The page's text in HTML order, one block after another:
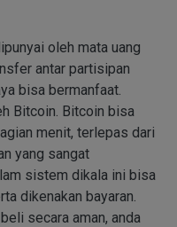
oleh mata uang
antar partisipan
bisa bermanfaat.
Bitcoin. Bitcoin bisa
menit, terlepas dari
yang sangat
sistem dikala ini bisa
dikenakan bayaran.
secara aman, anda